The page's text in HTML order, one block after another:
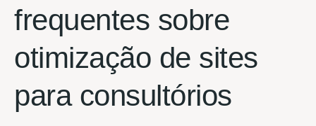
frequentes sobre
otimização de sites
para consultórios